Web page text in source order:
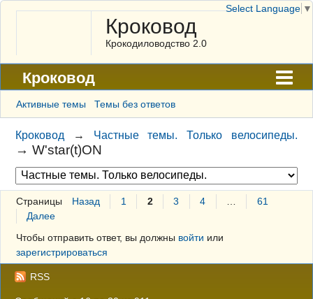
Кроковод
Крокодиловодство 2.0
Кроковод
Форум
Архив
ГАЛЕРЕЯ
Правила
Поиск
Регистрация
Вход
Активные темы Темы без ответов
Кроковод → Частные темы. Только велосипеды.
→W'star(t)ON
Страницы Назад 1 2 3 4
61
Далее
Чтобы отправить ответ, вы должны войти или
зарегистрироваться
RSS
Select Language ▼